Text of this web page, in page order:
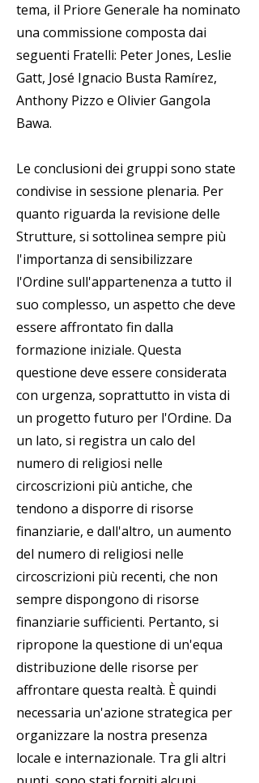
tema, il Priore Generale ha nominato
una commissione composta dai
seguenti Fratelli: Peter Jones, Leslie
Gatt, José Ignacio Busta Ramírez,
Anthony Pizzo e Olivier Gangola
Bawa.
Le conclusioni dei gruppi sono state
condivise in sessione plenaria. Per
quanto riguarda la revisione delle
Strutture, si sottolinea sempre più
l'importanza di sensibilizzare
l'Ordine sull'appartenenza a tutto il
suo complesso, un aspetto che deve
essere affrontato fin dalla
formazione iniziale. Questa
questione deve essere considerata
con urgenza, soprattutto in vista di
un progetto futuro per l'Ordine. Da
un lato, si registra un calo del
numero di religiosi nelle
circoscrizioni più antiche, che
tendono a disporre di risorse
finanziarie, e dall'altro, un aumento
del numero di religiosi nelle
circoscrizioni più recenti, che non
sempre dispongono di risorse
finanziarie sufficienti. Pertanto, si
ripropone la questione di un'equa
distribuzione delle risorse per
affrontare questa realtà. È quindi
necessaria un'azione strategica per
organizzare la nostra presenza
locale e internazionale. Tra gli altri